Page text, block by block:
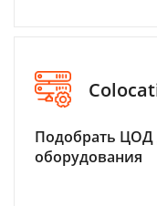
Подобрать
оборудования